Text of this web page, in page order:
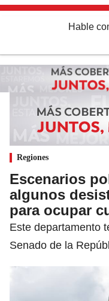
Hable
Regiones
Escenarios
algunos
para ocupar
Este departamento
Senado de la